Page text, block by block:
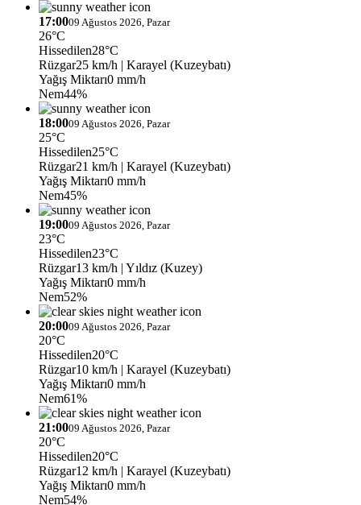
17:0009 Ağustos 2026, Pazar
26°C
Hissedilen28°C
Rüzgar25 km/h | Karayel (Kuzeybatı)
Yağış Miktarı0 mm/h
Nem44%
18:0009 Ağustos 2026, Pazar
25°C
Hissedilen25°C
Rüzgar21 km/h | Karayel (Kuzeybatı)
Yağış Miktarı0 mm/h
Nem45%
19:0009 Ağustos 2026, Pazar
23°C
Hissedilen23°C
Rüzgar13 km/h | Yıldız (Kuzey)
Yağış Miktarı0 mm/h
Nem52%
20:0009 Ağustos 2026, Pazar
20°C
Hissedilen20°C
Rüzgar10 km/h | Karayel (Kuzeybatı)
Yağış Miktarı0 mm/h
Nem61%
21:0009 Ağustos 2026, Pazar
20°C
Hissedilen20°C
Rüzgar12 km/h | Karayel (Kuzeybatı)
Yağış Miktarı0 mm/h
Nem54%